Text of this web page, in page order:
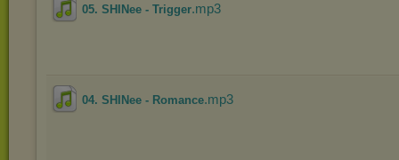
05. SHINee - Trigger.mp3
04. SHINee - Romance.mp3